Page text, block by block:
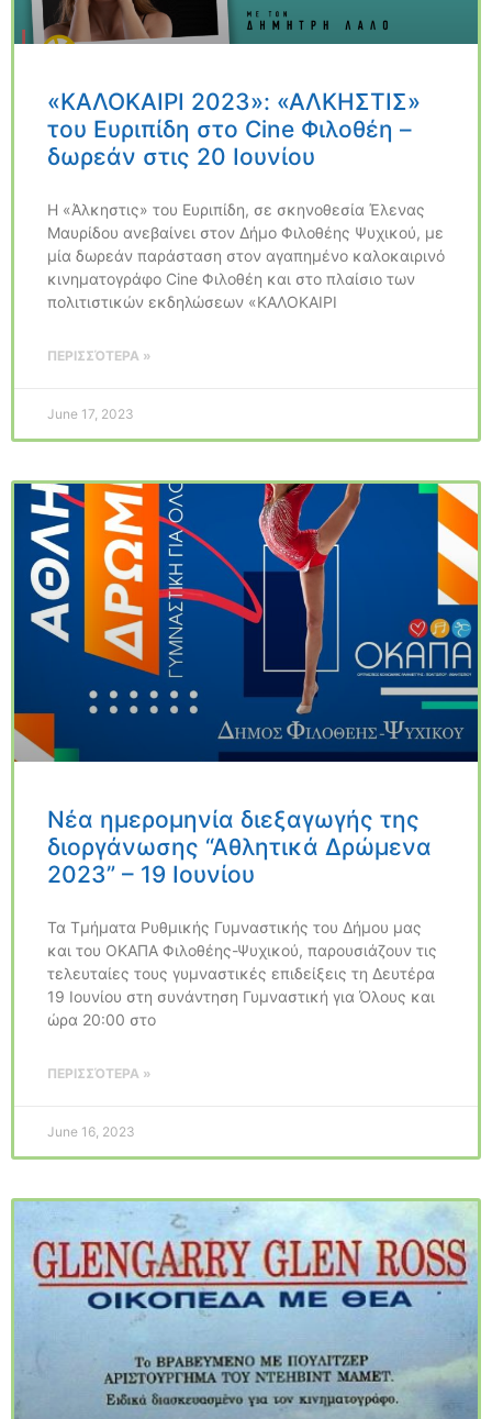
«ΚΑΛΟΚΑΙΡΙ 2023»: «ΑΛΚΗΣΤΙΣ»
του Ευριπίδη στο Cine Φιλοθέη –
δωρεάν στις 20 Ιουνίου
Η «Άλκηστις» του Ευριπίδη, σε σκηνοθεσία Έλενας
Μαυρίδου ανεβαίνει στον Δήμο Φιλοθέης Ψυχικού, με
μία δωρεάν παράσταση στον αγαπημένο καλοκαιρινό
κινηματογράφο Cine Φιλοθέη και στο πλαίσιο των
πολιτιστικών εκδηλώσεων «ΚΑΛΟΚΑΙΡΙ
ΠΕΡΙΣΣΌΤΕΡΑ »
June 17, 2023
Νέα ημερομηνία διεξαγωγής της
διοργάνωσης “Αθλητικά Δρώμενα
2023” – 19 Ιουνίου
Τα Τμήματα Ρυθμικής Γυμναστικής του Δήμου μας
και του ΟΚΑΠΑ Φιλοθέης-Ψυχικού, παρουσιάζουν τις
τελευταίες τους γυμναστικές επιδείξεις τη Δευτέρα
19 Ιουνίου στη συνάντηση Γυμναστική για Όλους και
ώρα 20:00 στο
ΠΕΡΙΣΣΌΤΕΡΑ »
June 16, 2023